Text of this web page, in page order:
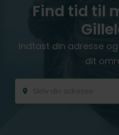
Find tid til
Indtast din adresse
dit